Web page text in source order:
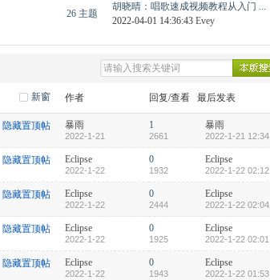
26 主题
胡晓晴：唱歌速成视频教程从入门 ...
2022-04-01 14:36:43 Evey
新窗 作者 回复/查看 最后发表
隐藏置顶帖 暴雨
2022-1-21
1
2661
暴雨
2022-1-21 12:34
隐藏置顶帖 Eclipse
2022-1-22
0
1932
Eclipse
2022-1-22 02:12
隐藏置顶帖 Eclipse
2022-1-22
0
2444
Eclipse
2022-1-22 02:04
隐藏置顶帖 Eclipse
2022-1-22
0
1925
Eclipse
2022-1-22 02:01
隐藏置顶帖 Eclipse
2022-1-22
0
1943
Eclipse
2022-1-22 01:53